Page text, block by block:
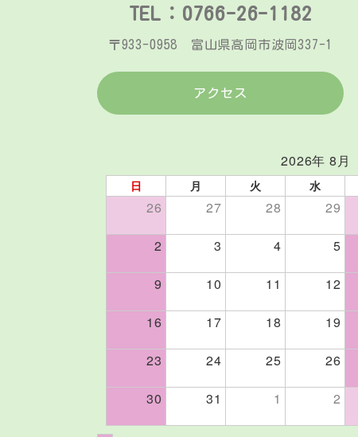
TEL：0766-26-1182
〒933-0958 富山県高岡市波岡337-1
アクセス
2026年 8月
日 月 火 水
26 27 28 29
2 3 4 5
9 10 11 12
16 17 18 19
23 24 25 26
30 31 1 2